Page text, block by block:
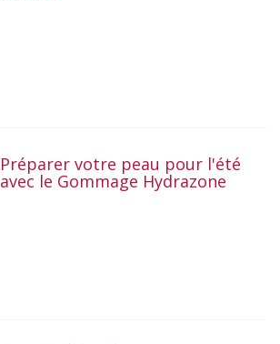
Préparer votre peau pour l'été
avec le Gommage Hydrazone